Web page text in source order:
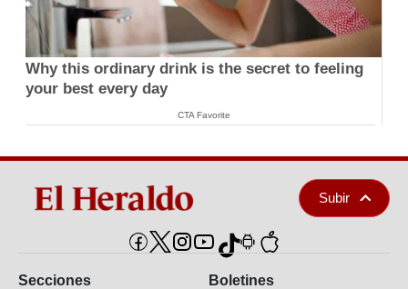
Why this ordinary drink is the secret to feeling
your best every day
CTA Favorite
Subir
Secciones Boletines